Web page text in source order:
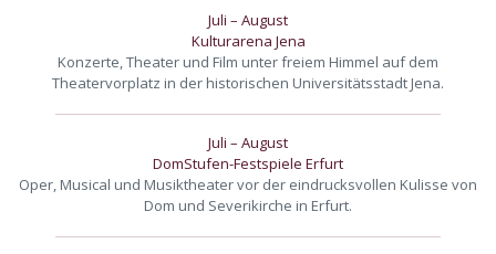
Juli – August
Kulturarena Jena
Konzerte, Theater und Film unter freiem Himmel auf dem
Theatervorplatz in der historischen Universitätsstadt Jena.
Juli – August
DomStufen-Festspiele Erfurt
Oper, Musical und Musiktheater vor der eindrucksvollen Kulisse von
Dom und Severikirche in Erfurt.